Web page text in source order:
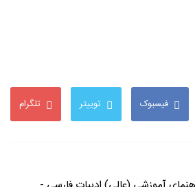
فیسبوک توییتر تلگرام